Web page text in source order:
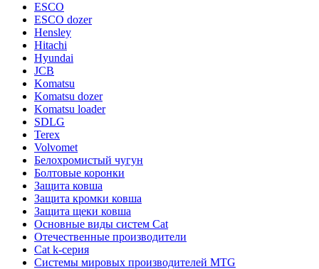
ESCO
ESCO dozer
Hensley
Hitachi
Hyundai
JCB
Komatsu
Komatsu dozer
Komatsu loader
SDLG
Terex
Volvomet
Белохромистый чугун
Болтовые коронки
Защита ковша
Защита кромки ковша
Защита щеки ковша
Основные виды систем Cat
Отечественные производители
Сat k-серия
Системы мировых производителей MTG